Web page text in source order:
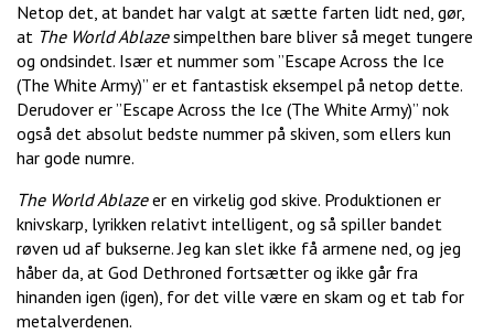
Netop det, at bandet har valgt at sætte farten lidt ned, gør,
at The World Ablazesimpelthen bare bliver så meget tungere
og ondsindet. Især et nummer som ”Escape Across the Ice
(The White Army)” er et fantastisk eksempel på netop dette.
Derudover er ”Escape Across the Ice (The White Army)” nok
også det absolut bedste nummer på skiven, som ellers kun
har gode numre.
The World Ablazeer en virkelig god skive. Produktionen er
knivskarp, lyrikken relativt intelligent, og så spiller bandet
røven ud af bukserne. Jeg kan slet ikke få armene ned, og jeg
håber da, at God Dethroned fortsætter og ikke går fra
hinanden igen (igen), for det ville være en skam og et tab for
metalverdenen.